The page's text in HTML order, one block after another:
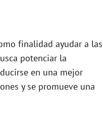
finalidad ayudar a las
potenciar la
en una mejor
y se promueve una